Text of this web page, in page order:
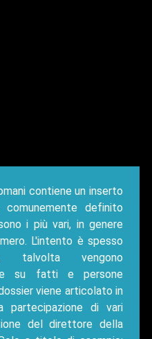
contiene un inserto
definito
i più vari, in genere
L'intento è spesso
talvolta vengono
su fatti e persone
viene articolato in
partecipazione di vari
del direttore della